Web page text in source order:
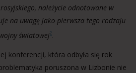
należycie odnotowane w
na uwagę jako pierwsza tego rodzaju
światowej2.
konferencji, która odbyła się rok
poruszona w Lizbonie nie